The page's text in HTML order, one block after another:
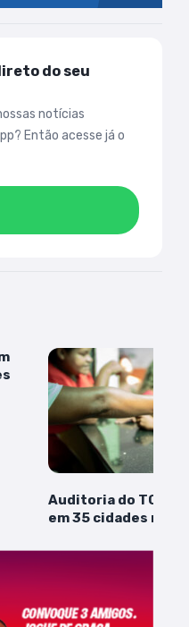
do seu
notícias
Então acesse já o
Auditoria do TCE
em 35 cidades